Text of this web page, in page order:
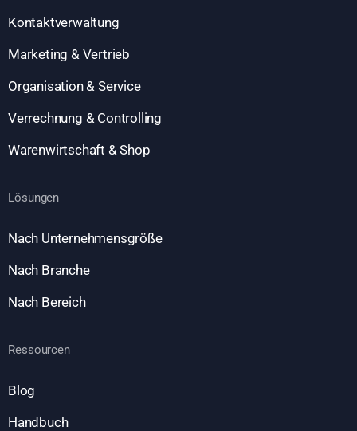
Kontaktverwaltung
Marketing & Vertrieb
Organisation & Service
Verrechnung & Controlling
Warenwirtschaft & Shop
Lösungen
Nach Unternehmensgröße
Nach Branche
Nach Bereich
Ressourcen
Blog
Handbuch